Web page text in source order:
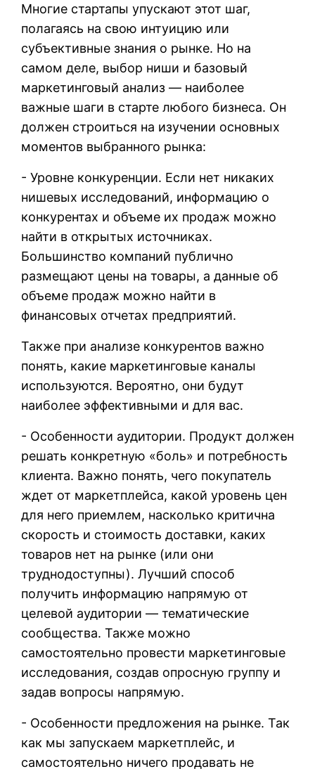
Многие стартапы упускают этот шаг,
полагаясь на свою интуицию или
субъективные знания о рынке. Но на
самом деле, выбор ниши и базовый
маркетинговый анализ — наиболее
важные шаги в старте любого бизнеса. Он
должен строиться на изучении основных
моментов выбранного рынка:
- Уровне конкуренции. Если нет никаких
нишевых исследований, информацию о
конкурентах и объеме их продаж можно
найти в открытых источниках.
Большинство компаний публично
размещают цены на товары, а данные об
объеме продаж можно найти в
финансовых отчетах предприятий.
Также при анализе конкурентов важно
понять, какие маркетинговые каналы
используются. Вероятно, они будут
наиболее эффективными и для вас.
- Особенности аудитории. Продукт должен
решать конкретную «боль» и потребность
клиента. Важно понять, чего покупатель
ждет от маркетплейса, какой уровень цен
для него приемлем, насколько критична
скорость и стоимость доставки, каких
товаров нет на рынке (или они
труднодоступны). Лучший способ
получить информацию напрямую от
целевой аудитории — тематические
сообщества. Также можно
самостоятельно провести маркетинговые
исследования, создав опросную группу и
задав вопросы напрямую.
- Особенности предложения на рынке. Так
как мы запускаем маркетплейс, и
самостоятельно ничего продавать не